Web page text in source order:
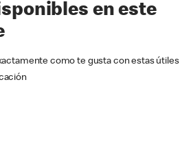
en este
como te gusta con estas útiles